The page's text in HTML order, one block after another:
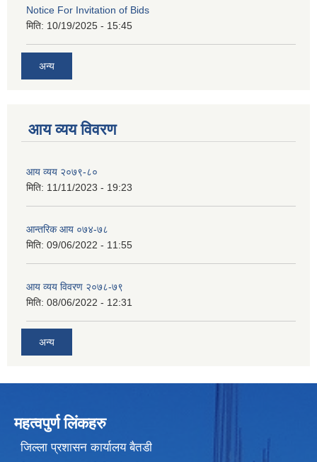
Notice For Invitation of Bids
मिति: 10/19/2025 - 15:45
अन्य
आय व्यय विवरण
आय व्यय २०७९-८०
मिति: 11/11/2023 - 19:23
आन्तरिक आय ०७४-७८
मिति: 09/06/2022 - 11:55
आय व्यय विवरण २०७८-७९
मिति: 08/06/2022 - 12:31
अन्य
महत्वपुर्ण लिंकहरु
जिल्ला प्रशासन कार्यालय बैतडी